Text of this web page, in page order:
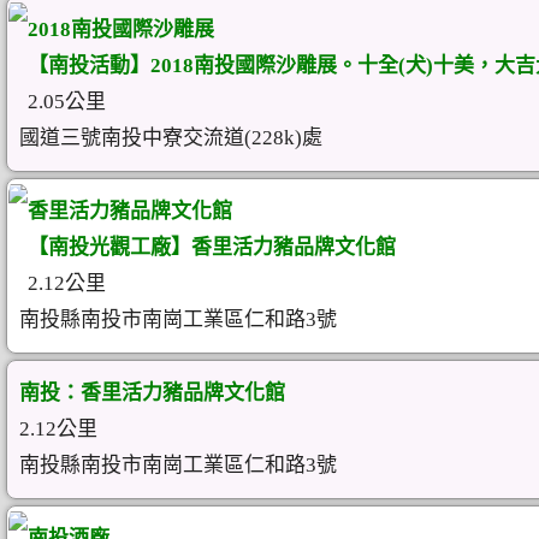
2018南投國際沙雕展
【南投活動】2018南投國際沙雕展。十全(犬)十美，大
2.05公里
國道三號南投中寮交流道(228k)處
香里活力豬品牌文化館
【南投光觀工廠】香里活力豬品牌文化館
2.12公里
南投縣南投市南崗工業區仁和路3號
南投：香里活力豬品牌文化館
2.12公里
南投縣南投市南崗工業區仁和路3號